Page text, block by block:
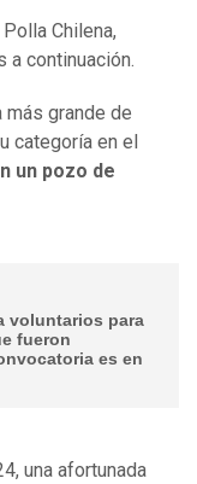
Chilena,
a continuación.
más grande de
categoría en el
un pozo de
voluntarios para
fueron
es en
una afortunada